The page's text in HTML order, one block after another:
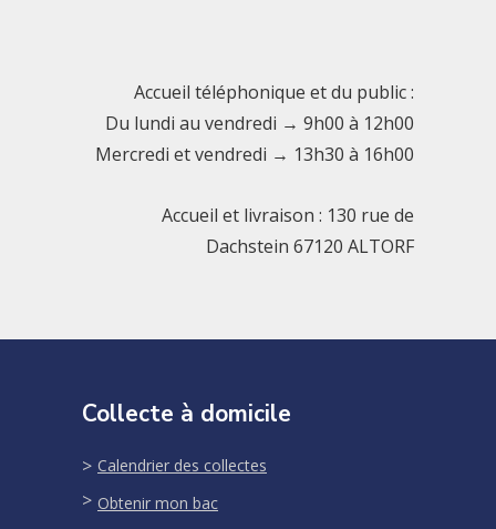
Accueil téléphonique et du public :
Du lundi au vendredi → 9h00 à 12h00
Mercredi et vendredi → 13h30 à 16h00
Accueil et livraison : 130 rue de
Dachstein 67120 ALTORF
Collecte à domicile
Calendrier des collectes
Obtenir mon bac